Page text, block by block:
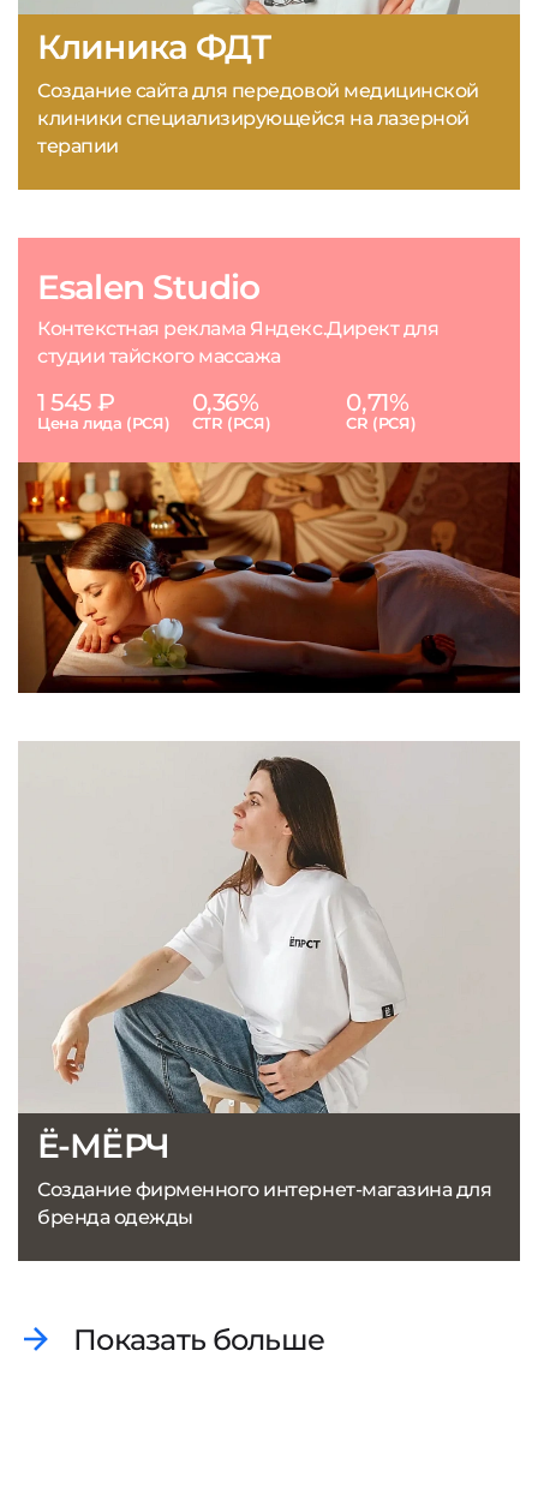
Esalen Studio
Контекстная реклама Яндекс.Директ для
студии тайского массажа
1 545 ₽
Цена лида (РСЯ)
0,36%
CTR (РСЯ)
0,71%
CR (РСЯ)
Клиника ФДТ
Создание сайта для передовой медицинской
клиники специализирующейся на лазерной
терапии
Ё-МЁРЧ
Создание фирменного интернет-магазина для
бренда одежды
Показать больше